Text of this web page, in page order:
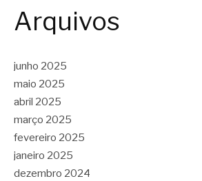
Arquivos
junho 2025
maio 2025
abril 2025
março 2025
fevereiro 2025
janeiro 2025
dezembro 2024